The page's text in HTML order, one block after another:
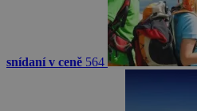
snídaní v ceně 564